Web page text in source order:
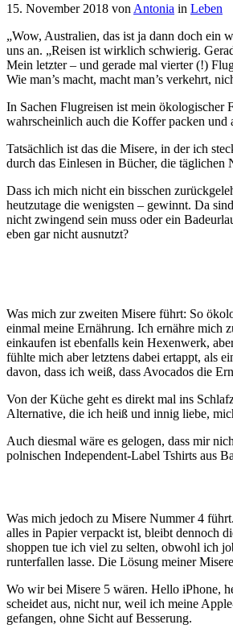
15. November 2018 von Antonia in Leben
„Wow, Australien, das ist ja dann doch ein
uns an. „Reisen ist wirklich schwierig.
Mein letzter – und gerade mal vierter (!)
Wie man’s macht, macht man’s verkehrt,
In Sachen Flugreisen ist mein ökologischer
wahrscheinlich auch die Koffer packen und
Tatsächlich ist das die Misere, in der ich
durch das Einlesen in Bücher, die täglichen
Dass ich mich nicht ein bisschen
heutzutage die wenigsten – gewinnt. Da
nicht zwingend sein muss oder ein
eben gar nicht ausnutzt?
Was mich zur zweiten Misere führt: So
einmal meine Ernährung. Ich ernähre mich
einkaufen ist ebenfalls kein Hexenwerk,
fühlte mich aber letztens dabei ertappt, als
davon, dass ich weiß, dass Avocados die
Von der Küche geht es direkt mal ins
Alternative, die ich heiß und innig liebe,
Auch diesmal wäre es gelogen, dass mir
polnischen Independent-Label Tshirts aus
Was mich jedoch zu Misere Nummer 4
alles in Papier verpackt ist, bleibt dennoch
shoppen tue ich viel zu selten, obwohl ich
runterfallen lasse. Die Lösung meiner
Wo wir bei Misere 5 wären. Hello iPhone,
scheidet aus, nicht nur, weil ich meine
gefangen, ohne Sicht auf Besserung.